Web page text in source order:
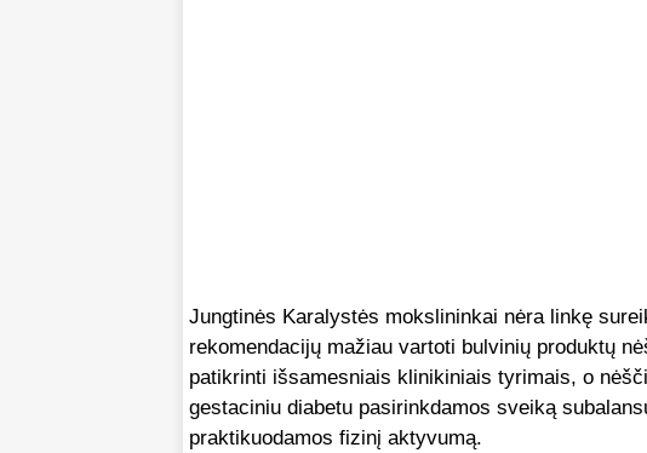
Jungtinės Karalystės mokslininkai nėra linkę
rekomendacijų mažiau vartoti bulvinių produktų
patikrinti išsamesniais klinikiniais tyrimais, o
gestaciniu diabetu pasirinkdamos sveiką
praktikuodamos fizinį aktyvumą.